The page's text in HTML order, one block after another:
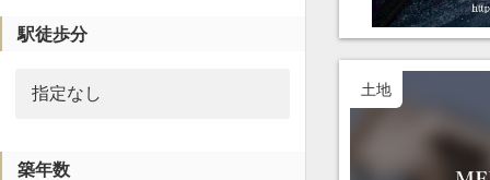
駅徒歩分
築年数
土地